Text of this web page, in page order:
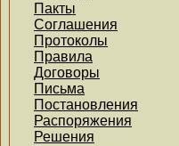
Пакты
Соглашения
Протоколы
Правила
Договоры
Письма
Постановления
Распоряжения
Решения